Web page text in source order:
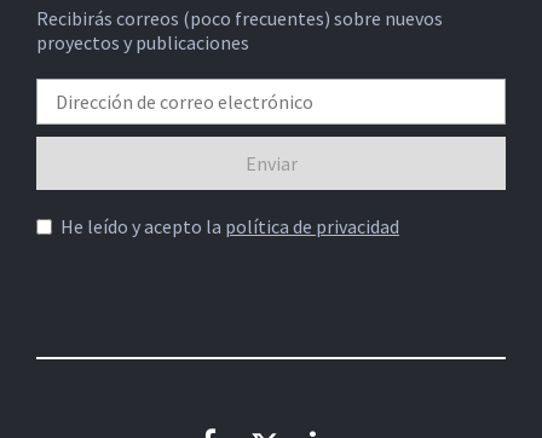
Recibirás correos (poco frecuentes) sobre nuevos
proyectos y publicaciones
He leído y acepto la política de privacidad